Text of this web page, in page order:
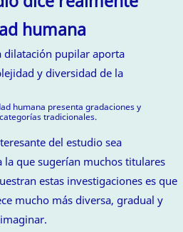
humana
humana presenta gradaciones y
tradicionales.
del estudio sea
la que sugerían muchos titulares
estas investigaciones es que
mucho más diversa, gradual y